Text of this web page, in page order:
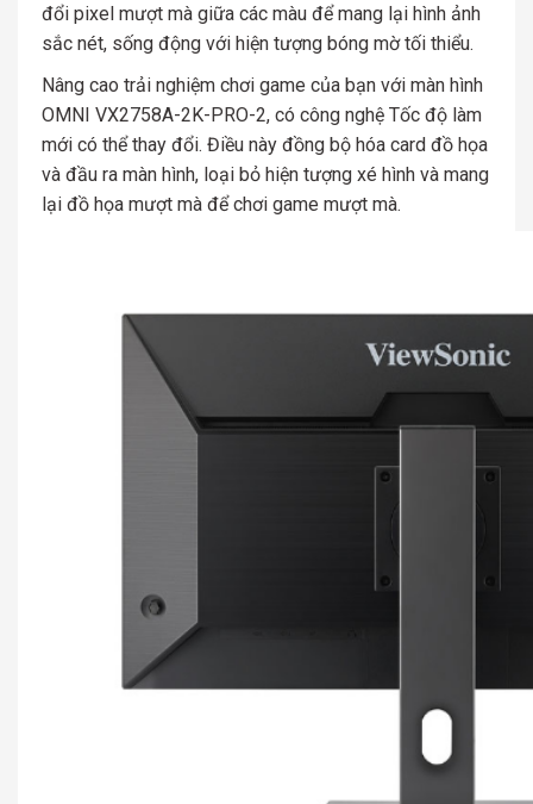
đổi pixel mượt mà giữa các màu để mang lại hình ảnh
sắc nét, sống động với hiện tượng bóng mờ tối thiểu.
Nâng cao trải nghiệm chơi game của bạn với màn hình
OMNI VX2758A-2K-PRO-2, có công nghệ Tốc độ làm
mới có thể thay đổi. Điều này đồng bộ hóa card đồ họa
và đầu ra màn hình, loại bỏ hiện tượng xé hình và mang
lại đồ họa mượt mà để chơi game mượt mà.